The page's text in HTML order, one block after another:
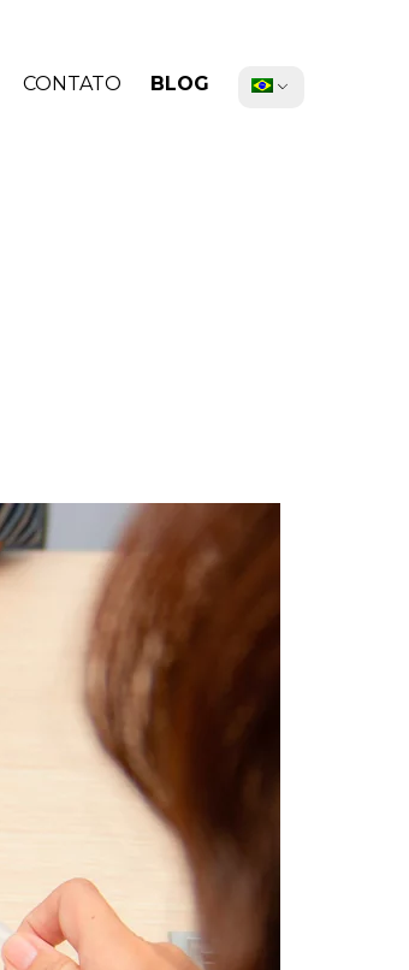
CONTATO BLOG